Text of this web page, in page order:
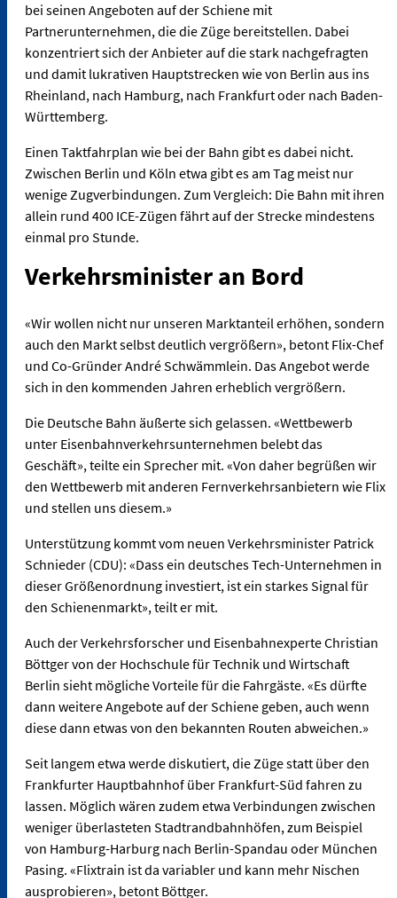
bei seinen Angeboten auf der Schiene mit
Partnerunternehmen, die die Züge bereitstellen. Dabei
konzentriert sich der Anbieter auf die stark nachgefragten
und damit lukrativen Hauptstrecken wie von Berlin aus ins
Rheinland, nach Hamburg, nach Frankfurt oder nach Baden-
Württemberg.
Einen Taktfahrplan wie bei der Bahn gibt es dabei nicht.
Zwischen Berlin und Köln etwa gibt es am Tag meist nur
wenige Zugverbindungen. Zum Vergleich: Die Bahn mit ihren
allein rund 400 ICE-Zügen fährt auf der Strecke mindestens
einmal pro Stunde.
Verkehrsminister an Bord
«Wir wollen nicht nur unseren Marktanteil erhöhen, sondern
auch den Markt selbst deutlich vergrößern», betont Flix-Chef
und Co-Gründer André Schwämmlein. Das Angebot werde
sich in den kommenden Jahren erheblich vergrößern.
Die Deutsche Bahn äußerte sich gelassen. «Wettbewerb
unter Eisenbahnverkehrsunternehmen belebt das
Geschäft», teilte ein Sprecher mit. «Von daher begrüßen wir
den Wettbewerb mit anderen Fernverkehrsanbietern wie Flix
und stellen uns diesem.»
Unterstützung kommt vom neuen Verkehrsminister Patrick
Schnieder (CDU): «Dass ein deutsches Tech-Unternehmen in
dieser Größenordnung investiert, ist ein starkes Signal für
den Schienenmarkt», teilt er mit.
Auch der Verkehrsforscher und Eisenbahnexperte Christian
Böttger von der Hochschule für Technik und Wirtschaft
Berlin sieht mögliche Vorteile für die Fahrgäste. «Es dürfte
dann weitere Angebote auf der Schiene geben, auch wenn
diese dann etwas von den bekannten Routen abweichen.»
Seit langem etwa werde diskutiert, die Züge statt über den
Frankfurter Hauptbahnhof über Frankfurt-Süd fahren zu
lassen. Möglich wären zudem etwa Verbindungen zwischen
weniger überlasteten Stadtrandbahnhöfen, zum Beispiel
von Hamburg-Harburg nach Berlin-Spandau oder München
Pasing. «Flixtrain ist da variabler und kann mehr Nischen
ausprobieren», betont Böttger.